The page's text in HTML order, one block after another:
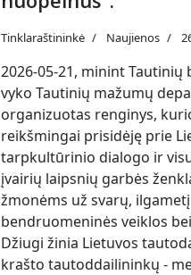
Tinklaraštininkė Naujienos
2026-05-21, minint Tautinių
vyko Tautinių mažumų
organizuotas renginys,
reikšmingai prisidėję prie
tarpkultūrinio dialogo ir
įvairių laipsnių garbės
žmonėms už svarų,
bendruomeninės veiklos
Džiugi žinia Lietuvos
krašto tautoddailininkų -